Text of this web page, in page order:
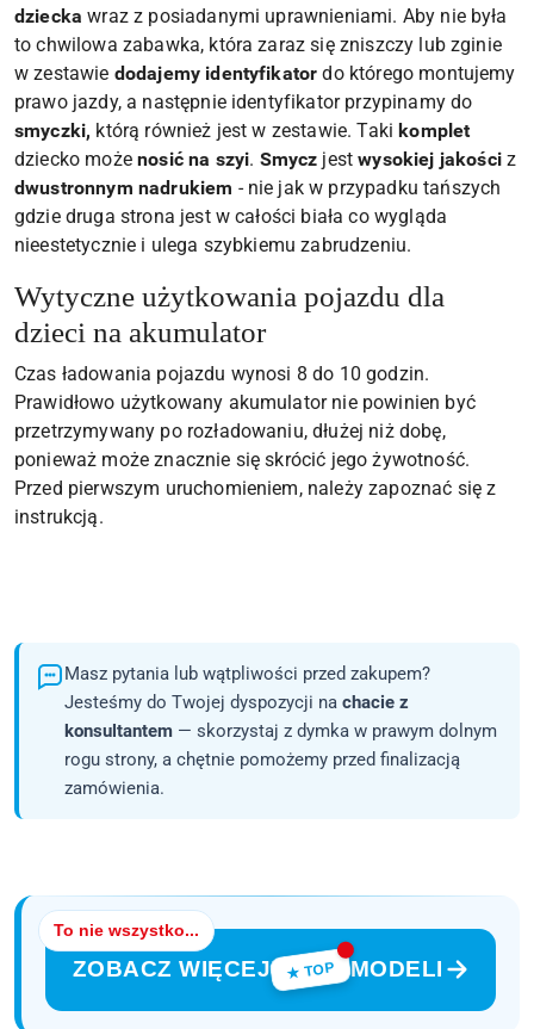
dziecka wraz z posiadanymi uprawnieniami. Aby nie była
to chwilowa zabawka, która zaraz się zniszczy lub zginie
w zestawie dodajemy identyfikator do którego montujemy
prawo jazdy, a następnie identyfikator przypinamy do
smyczki, którą również jest w zestawie. Takikomplet
dziecko możenosić na szyi. Smycz jestwysokiej jakościz
dwustronnym nadrukiem - nie jak w przypadku tańszych
gdzie druga strona jest w całości biała co wygląda
nieestetycznie i ulega szybkiemu zabrudzeniu.
Wytyczne użytkowania pojazdu dla
dzieci na akumulator
Czas ładowania pojazdu wynosi 8 do 10 godzin.
Prawidłowo użytkowany akumulator nie powinien być
przetrzymywany po rozładowaniu, dłużej niż dobę,
ponieważ może znacznie się skrócić jego żywotność.
Przed pierwszym uruchomieniem, należy zapoznać się z
instrukcją.
Masz pytania lub wątpliwości przed zakupem?
Jesteśmy do Twojej dyspozycji na chacie z
konsultantem — skorzystaj z dymka w prawym dolnym
rogu strony, a chętnie pomożemy przed finalizacją
zamówienia.
To nie wszystko...
ZOBACZ WIĘCEJ ★ TOP MODELI